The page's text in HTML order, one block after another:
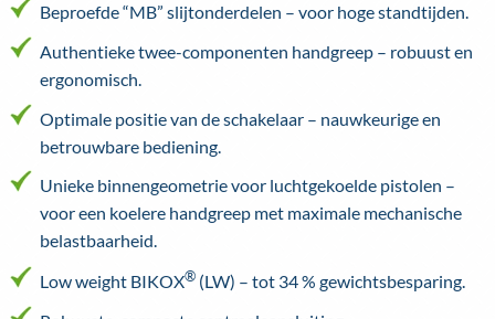
Beproefde “MB” slijtonderdelen – voor hoge standtijden.
Authentieke twee-componenten handgreep – robuust en
ergonomisch.
Optimale positie van de schakelaar – nauwkeurige en
betrouwbare bediening.
Unieke binnengeometrie voor luchtgekoelde pistolen –
voor een koelere handgreep met maximale mechanische
belastbaarheid.
Low weight BIKOX®(LW) – tot 34 % gewichtsbesparing.